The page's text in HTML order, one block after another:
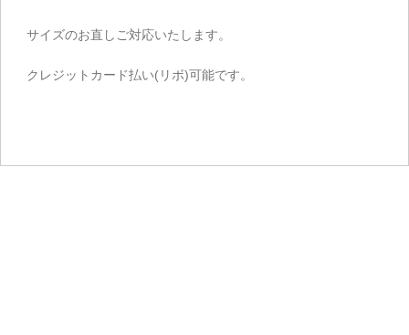
サイズのお直しご対応いたします。
クレジットカード払い(リボ)可能です。